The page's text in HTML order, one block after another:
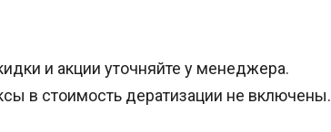
и акции уточняйте у менеджера.
в стоимость дератизации не включены.